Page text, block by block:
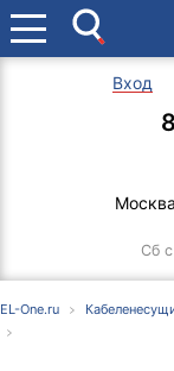
Вход
Сб
EL-One.ru